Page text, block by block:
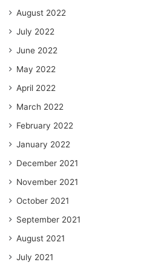
August 2022
July 2022
June 2022
May 2022
April 2022
March 2022
February 2022
January 2022
December 2021
November 2021
October 2021
September 2021
August 2021
July 2021